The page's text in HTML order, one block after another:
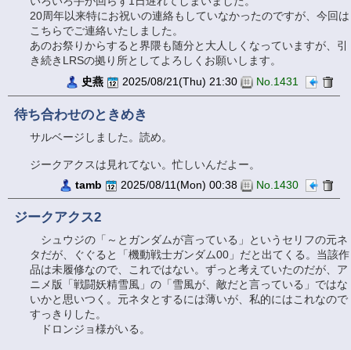
20周年以来特にお祝いの連絡もしていなかったのですが、今回は
こちらでご連絡いたしました。
あのお祭りからすると界隈も随分と大人しくなっていますが、引
き続きLRSの拠り所としてよろしくお願いします。
史燕
2025/08/21(Thu) 21:30 No.1431
待ち合わせのときめき
サルベージしました。読め。
ジークアクスは見れてない。忙しいんだよー。
tamb
2025/08/11(Mon) 00:38 No.1430
ジークアクス2
シュウジの「～とガンダムが言っている」というセリフの元ネ
タだが、ぐぐると「機動戦士ガンダム00」だと出てくる。当該作
品は未履修なので、これではない。ずっと考えていたのだが、ア
ニメ版「戦闘妖精雪風」の「雪風が、敵だと言っている」ではな
いかと思いつく。元ネタとするには薄いが、私的にはこれなので
すっきりした。
ドロンジョ様がいる。